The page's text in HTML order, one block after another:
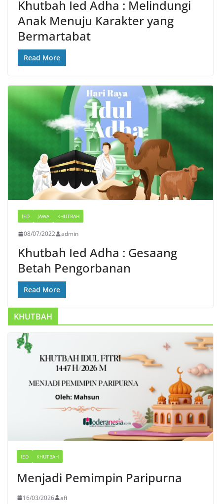
Khutbah Ied Adha : Melindungi
Anak Menuju Karakter yang
Bermartabat
Read More
IED JAWA KHUTBAH
08/07/2022 admin
Khutbah Ied Adha : Gesaang
Betah Pengorbanan
Read More
KHUTBAH
IED KHUTBAH
Menjadi Pemimpin Paripurna
16/03/2026 afi